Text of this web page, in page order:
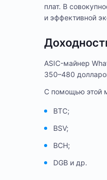
плат. В
и эффективной
ASIC-майнер
350–480
С помощью этой
BTC;
BSV;
BCH;
DGB и др.